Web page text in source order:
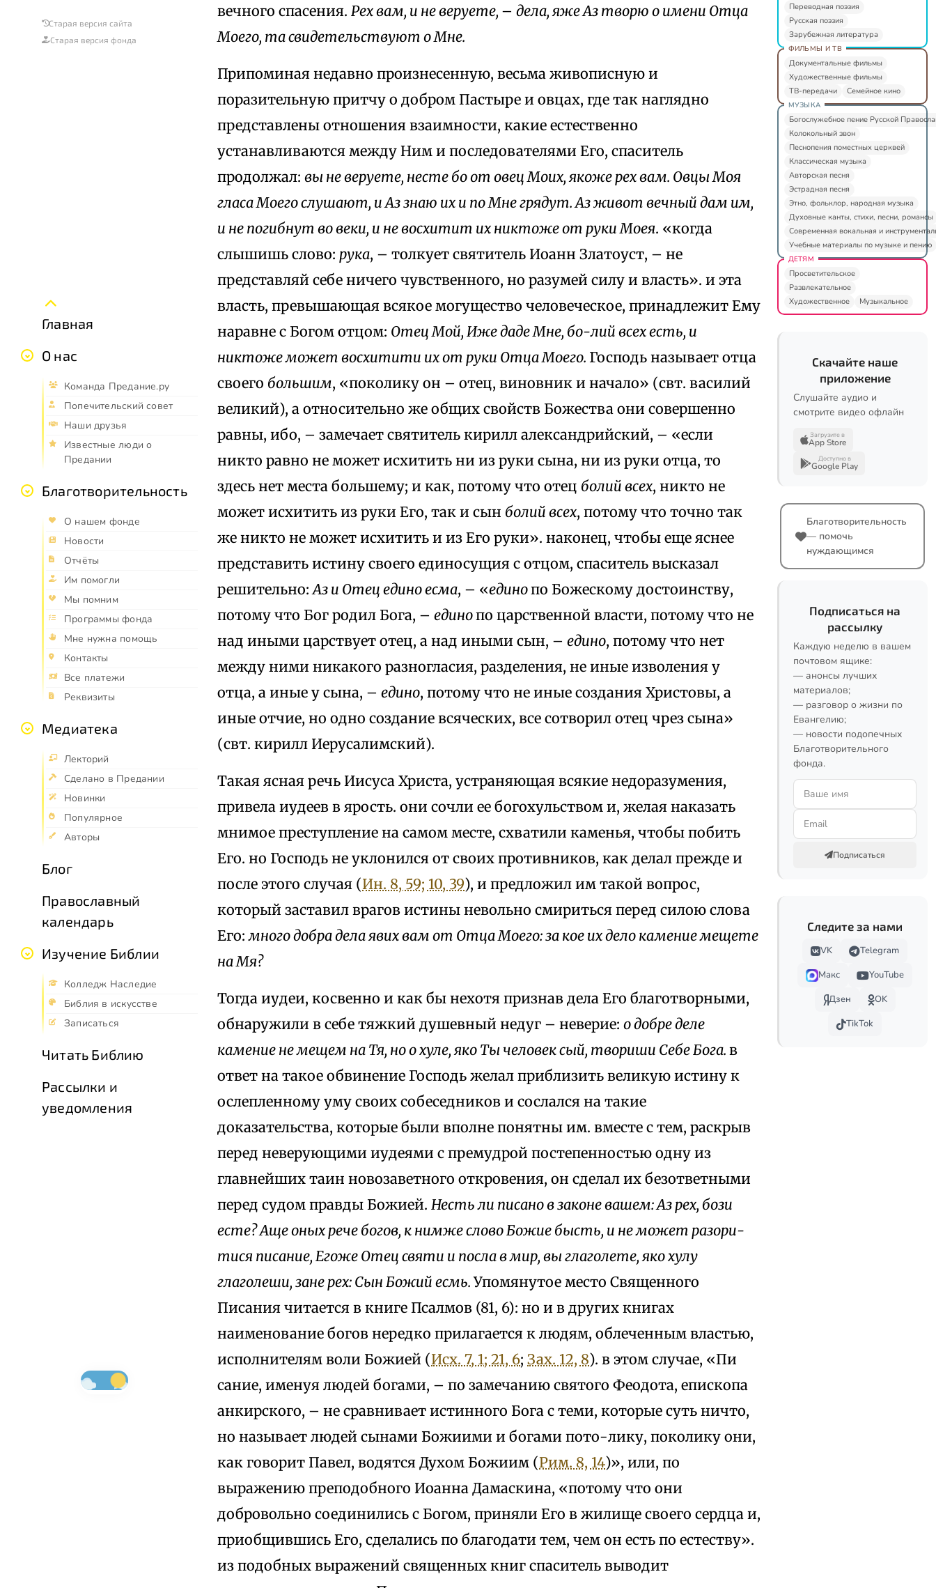
Старая версия сайта
Старая версия фонда
Главная
О нас
Команда Предание.ру
Попечительский совет
Наши друзья
Известные люди о
Предании
Благотворительность
О нашем фонде
Новости
Отчёты
Им помогли
Мы помним
Программы фонда
Мне нужна помощь
Контакты
Все платежи
Реквизиты
Медиатека
Лекторий
Сделано в Предании
Новинки
Популярное
Авторы
Блог
Православный
календарь
Изучение Библии
Колледж Наследие
Библия в искусстве
Записаться
Читать Библию
Рассылки и
уведомления
вечного спасения. Рех вам, и не веруете, – дела, яже Аз творю о имени Отца
Моего, та свидетельствуют о Мне.
Припоминая недавно произнесенную, весьма живописную и
поразительную притчу о добром Пастыре и овцах, где так наглядно
представлены отношения взаимности, какие естественно
устанавливаются между Hим и последователями Его, спаситель
продолжал: вы не веруете, несте бо от овец Моих, якоже рех вам. Овцы Моя
гласа Моего слушают, и Аз знаю их и по Mне грядут. Аз живот вечный дам им,
и не погибнут во веки, и не восхитит их никтоже от руки Моея. «когда
слышишь слово: рука, – толкует святитель Иоанн Златоуст, – не
представляй ceбе ничего чувственного, но разумей силу и власть». и эта
власть, превышающая всякое могущество человеческое, принадлежит Ему
наравне с Богом отцом: Отец Мой, Иже даде Мне, бо-лий всех есть, и
никтоже может восхитити их от руки Отца Моего. Господь называет отца
своего большим, «поколику он – отец, виновник и начало» (свт. василий
великий), а относительно же общих свойств Божества они совершенно
равны, ибо, – замечает святитель кирилл александрийский, – «если
никто равно не может исхитить ни из руки сына, ни из руки отца, то
здесь нет места большему; и как, потому что отец болий всех, никто не
может исхитить из руки Его, так и сын болий всех, потому что точно так
же никто не может исхитить и из Его руки». наконец, чтобы еще яснее
представить истину своего единосущия с отцом, спаситель высказал
решительно: Aз и Отец едино есма, – «единопо Божескому достоинству,
потому что Бог родил Бога, – единопо царственной власти, потому что не
над иными царствует отец, а над иными сын, – едино, потому что нет
между ними никакого paзногласия, разделения, не иные изволения у
отца, а иные у сына, – едино, потому что не иные создания Христовы, а
иные отчие, но одно создание всяческих, все сотворил отец чрез сына»
(свт. кирилл Иерусалимский).
Такая ясная речь Иисуса Христа, устраняющая всякие недоразумения,
привела иудеев в ярость. они сочли ее богохульством и, желая наказать
мнимое преступление на самом месте, схватили каменья, чтобы побить
Его. но Господь не уклонился oт своих противников, как делал прежде и
после этого случая (Ин. 8, 59; 10, 39), и предложил им такой вопрос,
который заставил врагов истины невольно смириться перед силою слова
Его:много добра дела явих вам от Отца Моего: за кое их дело камение мещете
на Мя?
Тогда иудеи, косвенно и как бы нехотя признав дела Его благотворными,
обнаружили в cебе тяжкий душевный недуг – неверие: о добре деле
камение не мещем на Тя, но о хуле, яко Ты человек сый, твориши Себе Бога. в
ответ на такое обвинение Господь желал приблизить великую истину к
ослепленному уму своих собеседников и сослался на такие
доказательства, которые были вполне понятны им. вместе с тем, раскрыв
перед неверующими иудеями c премудрой постепенностью одну из
главнейших таин новозаветного откровения, он сделал их безответными
перед судом правды Божией. Несть ли писано в законе вашем: Аз рех, бози
есте? Аще оных рече богов, к нимже слово Божие бысть, и не может разори-
тися писание, Егоже Отец святи и посла в мир, вы глаголете, яко хулу
глаголеши, зане рех: Сын Божий есмь.Упомянутое место Cвященного
Писания читается в книге Псалмов (81, 6): но и в других книгах
наименование богов нередко прилагается к людям, облеченным властью,
исполнителям воли Божией (Исх. 7, 1; 21, 6; Зах. 12, 8). в этом случае, «Пи
сание, именуя людей богами, – по замечанию святого Феодота, епископа
анкирского, – не сравнивает истинного Бога с теми, которые суть ничто,
но называет людей сынами Божиими и богами пото-лику, поколику они,
как говорит Павел, водятся Духом Божиим (Рим. 8, 14)», или, по
выражению преподобного Иоанна Дамаскина, «потому что они
добровольно соединились с Богом, приняли Его в жилище своего сердца и,
приобщившись Его, сделались по благодати тем, чем он есть по естеству».
из подобных выражений священных книг спаситель выводит
Переводная поэзия
Русская поэзия
Зарубежная литература
ФИЛЬМЫ И ТВ
Документальные фильмы
Художественные фильмы
ТВ-передачи
Семейное кино
МУЗЫКА
Богослужебное пение Русской
Колокольный звон
Песнопения поместных церквей
Классическая музыка
Авторская песня
Эстрадная песня
Этно, фольклор, народная музыка
Духовные канты, стихи, песни, романсы
Современная вокальная и
Учебные материалы по музыке и пению
ДЕТЯМ
Просветительское
Развлекательное
Художественное
Музыкальное
Скачайте наше
приложение
Слушайте аудио и
смотрите видео офлайн
Загрузите в
App Store
Доступно в
Google Play
Благотворительность
— помочь
нуждающимся
Подписаться на
рассылку
Каждую неделю в вашем
почтовом ящике:
— анонсы лучших
материалов;
— разговор о жизни по
Евангелию;
— новости подопечных
Благотворительного
фонда.
Подписаться
Следите за нами
VK
Telegram
Макс
YouTube
Дзен
OK
TikTok